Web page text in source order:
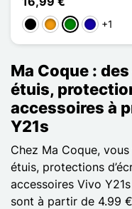
Schwarz
Orange
GrünDunkelblau
+1
Ma Coque :
étuis,
accessoires à
Y21s
Chez Ma Coque,
étuis, protections
accessoires Vivo
sont à partir de 4.99